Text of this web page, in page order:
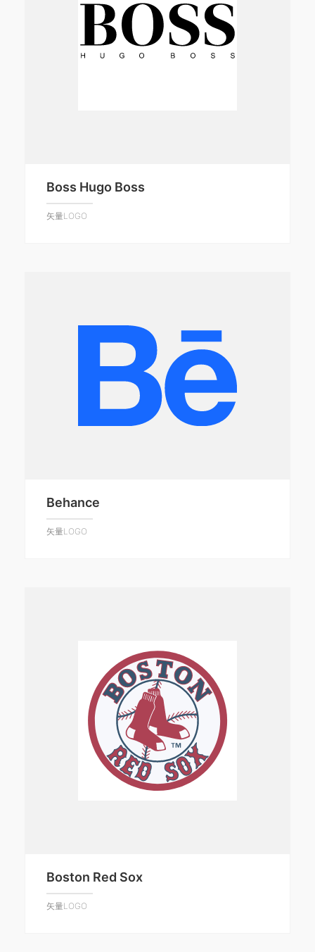
Boss Hugo Boss
矢量LOGO
Behance
矢量LOGO
Boston Red Sox
矢量LOGO